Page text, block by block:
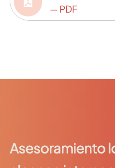
— PDF
Asesoramiento